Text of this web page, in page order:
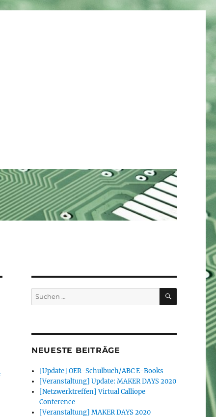
Suchen
nach:
SUCHEN
NEUESTE BEITRÄGE
[Update] OER-Schulbuch/ABC E-Books
[Veranstaltung] Update: MAKER DAYS 2020
[Netzwerktreffen] Virtual Calliope
Conference
[Veranstaltung] MAKER DAYS 2020